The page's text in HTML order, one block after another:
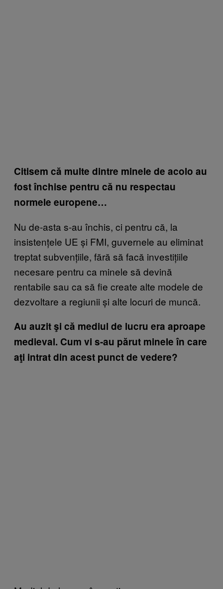
Citisem că multe dintre minele de acolo au
fost închise pentru că nu respectau
normele europene…
Nu de-asta s-au închis, ci pentru că, la
insistențele UE și FMI, guvernele au eliminat
treptat subvențiile, fără să facă investițiile
necesare pentru ca minele să devină
rentabile sau ca să fie create alte modele de
dezvoltare a regiunii și alte locuri de muncă.
Au auzit şi că mediul de lucru era aproape
medieval. Cum vi s-au părut minele în care
aţi intrat din acest punct de vedere?